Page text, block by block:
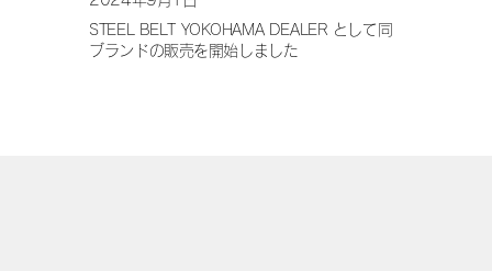
STEEL BELT YOKOHAMA DEALER として同
ブランドの販売を開始しました